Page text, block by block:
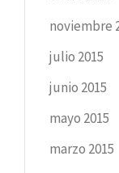
noviembre
julio 2015
junio 2015
mayo 2015
marzo 2015